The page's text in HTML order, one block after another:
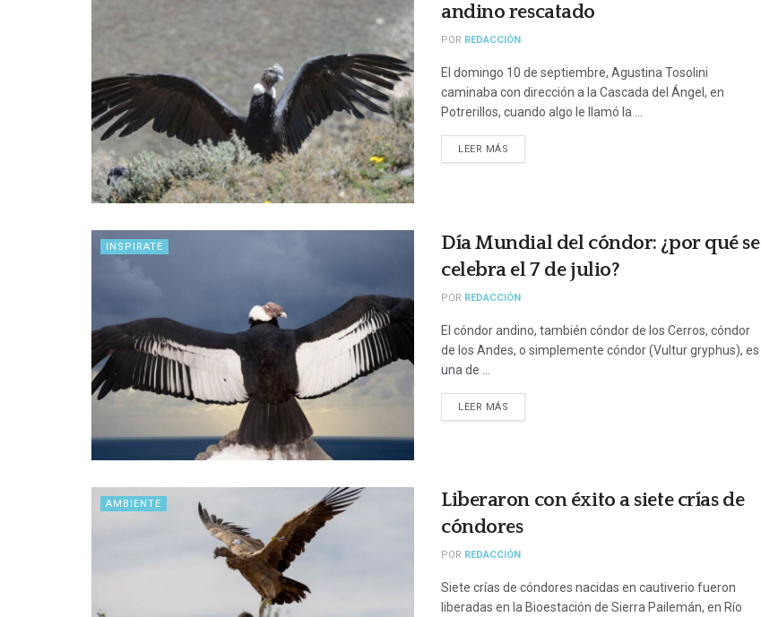
andino rescatado
POR REDACCIÓN
El domingo 10 de septiembre, Agustina Tosolini
caminaba con dirección a la Cascada del Ángel, en
Potrerillos, cuando algo le llamó la ...
LEER MÁS
INSPIRATE
Día Mundial del cóndor: ¿por qué se
celebra el 7 de julio?
POR REDACCIÓN
El cóndor andino, también cóndor de los Cerros, cóndor
de los Andes, o simplemente cóndor (Vultur gryphus), es
una de ...
LEER MÁS
AMBIENTE
Liberaron con éxito a siete crías de
cóndores
POR REDACCIÓN
Siete crías de cóndores nacidas en cautiverio fueron
liberadas en la Bioestación de Sierra Pailemán, en Río